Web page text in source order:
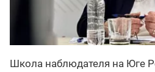
Школа наблюдателя на Юге